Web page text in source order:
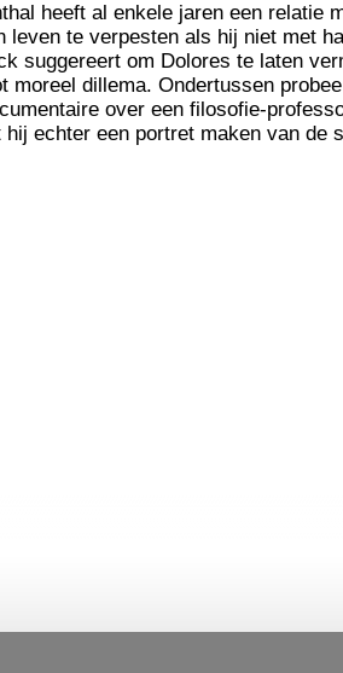
heeft al enkele jaren een relatie
leven te verpesten als hij niet met
suggereert om Dolores te laten
moreel dillema. Ondertussen
over een filosofie-
hij echter een portret maken van de